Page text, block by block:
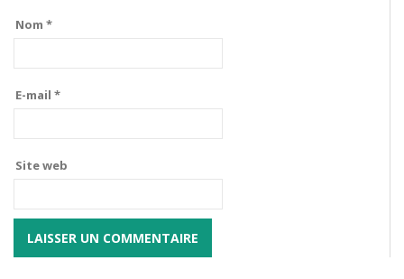
Nom *
E-mail *
Site web